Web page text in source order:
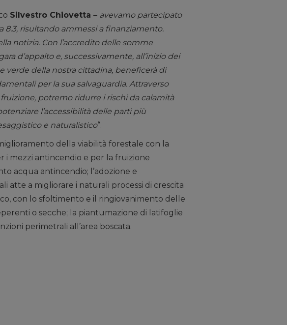
Silvestro Chiovetta – avevamo partecipato
8.3, risultando ammessi a finanziamento.
notizia. Con l’accredito delle somme
d’appalto e, successivamente, all’inizio dei
verde della nostra cittadina, beneficerà di
per la sua salvaguardia. Attraverso
potremo ridurre i rischi da calamità
l’accessibilità delle parti più
e naturalistico“.
della viabilità forestale con la
i mezzi antincendio e per la fruizione
acqua antincendio; l’adozione e
atte a migliorare i naturali processi di crescita
con lo sfoltimento e il ringiovanimento delle
o secche; la piantumazione di latifoglie
perimetrali all’area boscata.